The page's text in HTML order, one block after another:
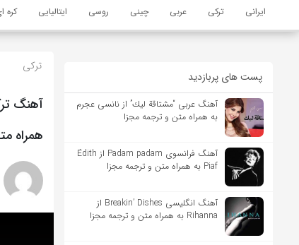
ایرانی ترکی عربی چینی روسی ایتالیایی کره
پست های پربازدید
آهنگ عربی “مشتاقة لیك” از نانسی عجرم
به همراه متن و ترجمه مجزا
آهنگ فرانسوی Padam padam از Édith
Piaf به همراه متن و ترجمه مجزا
آهنگ انگلیسی Breakin’ Dishes از
Rihanna به همراه متن و ترجمه مجزا
ترکی
همراه